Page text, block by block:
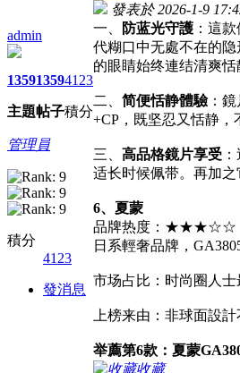
admin
1359
主題
1359
帖子
4123
積分
管理員
積分
4123
發消息
發表於 2026-1-9
一、
防蓝光守護 ：這
代糊口中无處不在的
的眼睛始终連结清爽恬
二、 简便恬静體驗：鏡
+CP，既坚忍又恬静，
三、 高品格鏡片享受
适长时候佩带。再加
6、夏蒙
品牌热度：★★★☆☆
日系輕奢品牌，
市场占比：时尚圈人士
上榜来由：非球面設
举薦第6款：夏蒙
收藏